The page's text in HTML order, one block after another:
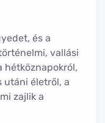
és a
vallási
hétköznapokról,
utáni életről, a
zajlik a